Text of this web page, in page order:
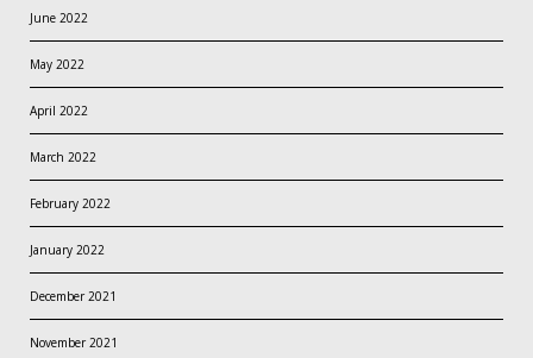
June 2022
May 2022
April 2022
March 2022
February 2022
January 2022
December 2021
November 2021